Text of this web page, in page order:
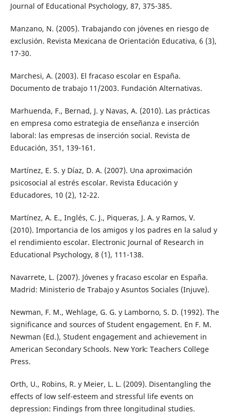
Journal of Educational Psychology, 87, 375-385.
Manzano, N. (2005). Trabajando con jóvenes en riesgo de
exclusión. Revista Mexicana de Orientación Educativa, 6 (3),
17-30.
Marchesi, A. (2003). El fracaso escolar en España.
Documento de trabajo 11/2003. Fundación Alternativas.
Marhuenda, F., Bernad, J. y Navas, A. (2010). Las prácticas
en empresa como estrategia de enseñanza e inserción
laboral: las empresas de inserción social. Revista de
Educación, 351, 139-161.
Martínez, E. S. y Díaz, D. A. (2007). Una aproximación
psicosocial al estrés escolar. Revista Educación y
Educadores, 10 (2), 12-22.
Martínez, A. E., Inglés, C. J., Piqueras, J. A. y Ramos, V.
(2010). Importancia de los amigos y los padres en la salud y
el rendimiento escolar. Electronic Journal of Research in
Educational Psychology, 8 (1), 111-138.
Navarrete, L. (2007). Jóvenes y fracaso escolar en España.
Madrid: Ministerio de Trabajo y Asuntos Sociales (Injuve).
Newman, F. M., Wehlage, G. G. y Lamborno, S. D. (1992). The
significance and sources of Student engagement. En F. M.
Newman (Ed.), Student engagement and achievement in
American Secondary Schools. New York: Teachers College
Press.
Orth, U., Robins, R. y Meier, L. L. (2009). Disentangling the
effects of low self-esteem and stressful life events on
depression: Findings from three longitudinal studies.